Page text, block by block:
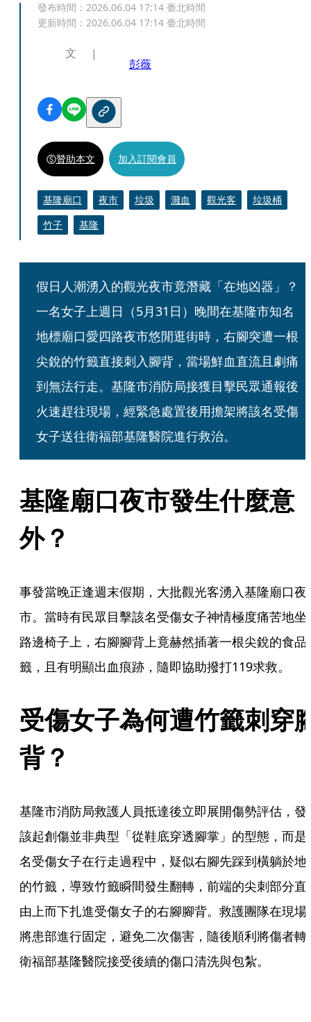
發布時間： 2026.06.04 17:14 臺北時間
更新時間： 2026.06.04 17:14 臺北時間
文
彭薇
贊助本文 加入訂閱會員
基隆廟口 夜市 垃圾 濺血 觀光客
垃圾桶
竹子
基隆
假日人潮湧入的觀光夜市竟潛藏「在地凶器」？
一名女子上週日（5月31日）晚間在基隆市知名
地標廟口愛四路夜市悠閒逛街時，右腳突遭一根
尖銳的竹籤直接刺入腳背，當場鮮血直流且劇痛
到無法行走。基隆市消防局接獲目擊民眾通報後
火速趕往現場，經緊急處置後用擔架將該名受傷
女子送往衛福部基隆醫院進行救治。
基隆廟口夜市發生什麼意
外？
事發當晚正逢週末假期，大批觀光客湧入基隆廟口夜
市。當時有民眾目擊該名受傷女子神情極度痛苦地坐
路邊椅子上，右腳腳背上竟赫然插著一根尖銳的食品
籤，且有明顯出血痕跡，隨即協助撥打119求救。
受傷女子為何遭竹籤刺穿
背？
基隆市消防局救護人員抵達後立即展開傷勢評估，發
該起創傷並非典型「從鞋底穿透腳掌」的型態，而是
名受傷女子在行走過程中，疑似右腳先踩到橫躺於地
的竹籤，導致竹籤瞬間發生翻轉，前端的尖刺部分直
由上而下扎進受傷女子的右腳腳背。救護團隊在現場
將患部進行固定，避免二次傷害，隨後順利將傷者轉
衛福部基隆醫院接受後續的傷口清洗與包紮。